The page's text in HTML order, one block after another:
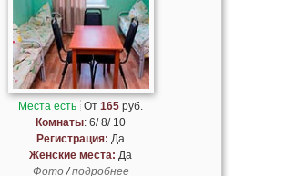
Места есть От165 руб.
Комнаты: 6/ 8/ 10
Регистрация: Да
Женские места: Да
Фото/подробнее